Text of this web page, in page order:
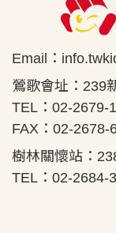
Email：
鶯歌會址：239
TEL：02-2679-
FAX：02-2678-
樹林關懷站：
TEL：02-2684-